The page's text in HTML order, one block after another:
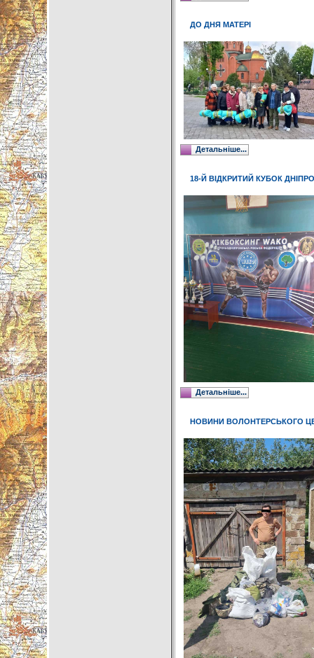
ДО ДНЯ МАТЕРІ
Детальніше...
18-Й ВІДКРИТИЙ КУБОК
Детальніше...
НОВИНИ ВОЛОНТЕРСЬКОГО